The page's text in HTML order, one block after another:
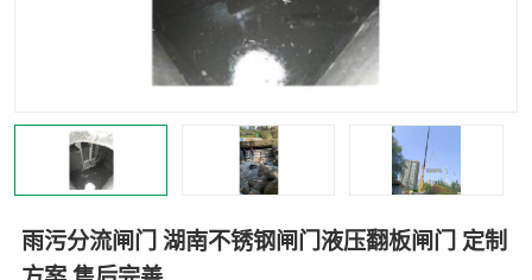
雨污分流闸门 湖南不锈钢闸门液压翻板闸门 定制
智能一体化灌溉泵房 一体化污水处理泵房
一体化泵闸